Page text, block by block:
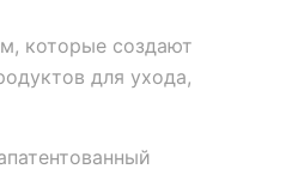
которые создают
для ухода,